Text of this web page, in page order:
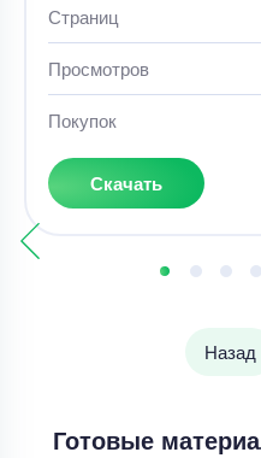
Страниц
Просмотров
Покупок
Скачать
Назад
Готовые